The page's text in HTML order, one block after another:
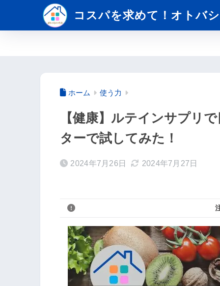
コスパを求めて！オトバ
ホーム 使う力
【健康】ルテインサプリ
ターで試してみた！
2024年7月26日 2024年7月27日